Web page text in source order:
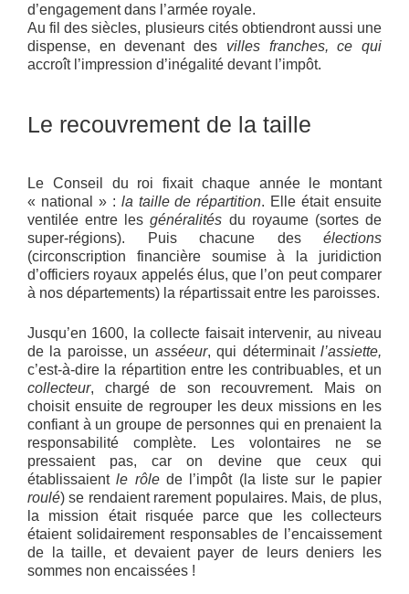
d’engagement dans l’armée royale.
Au fil des siècles, plusieurs cités obtiendront aussi une
dispense, en devenant des villes franches, ce qui
accroît l’impression d’inégalité devant l’impôt.
Le recouvrement de la taille
Le Conseil du roi fixait chaque année le montant
« national » : la taille de répartition. Elle était ensuite
ventilée entre lesgénéralités du royaume (sortes de
super-régions). Puis chacune des élections
(circonscription financière soumise à la juridiction
d’officiers royaux appelés élus, que l’on peut comparer
à nos départements) la répartissait entre les paroisses.
Jusqu’en 1600, la collecte faisait intervenir, au niveau
de la paroisse, un asséeur, qui déterminaitl’assiette,
c’est-à-dire la répartition entre les contribuables, et un
collecteur, chargé de son recouvrement. Mais on
choisit ensuite de regrouper les deux missions en les
confiant à un groupe de personnes qui en prenaient la
responsabilité complète. Les volontaires ne se
pressaient pas, car on devine que ceux qui
établissaientle rôlede l’impôt (la liste sur le papier
roulé) se rendaient rarement populaires. Mais, de plus,
la mission était risquée parce que les collecteurs
étaient solidairement responsables de l’encaissement
de la taille, et devaient payer de leurs deniers les
sommes non encaissées !